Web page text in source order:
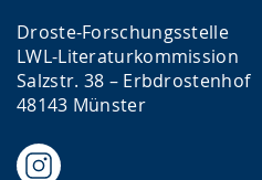
Droste-Forschungsstelle
LWL-Literaturkommission
Salzstr. 38 – Erbdrostenhof
48143 Münster